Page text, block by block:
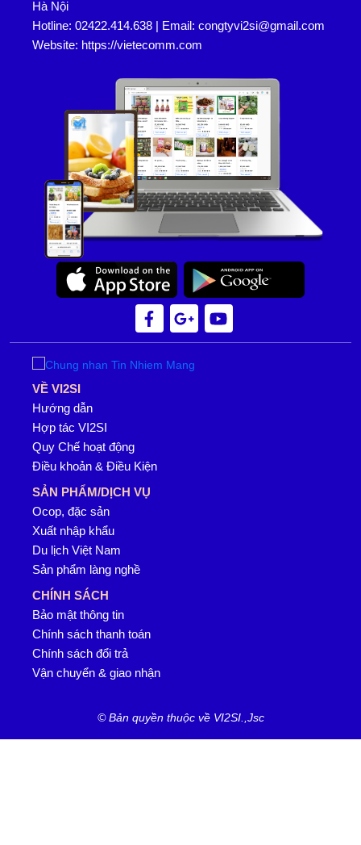
Hà Nội
Hotline: 02422.414.638 | Email: congtyvi2si@gmail.com
Website: https://vietecomm.com
VỀ VI2SI
Hướng dẫn
Hợp tác VI2SI
Quy Chế hoạt động
Điều khoản & Điều Kiện
SẢN PHẨM/DỊCH VỤ
Ocop, đặc sản
Xuất nhập khẩu
Du lịch Việt Nam
Sản phẩm làng nghề
CHÍNH SÁCH
Bảo mật thông tin
Chính sách thanh toán
Chính sách đổi trả
Vận chuyển & giao nhận
© Bản quyền thuộc về VI2SI.,Jsc